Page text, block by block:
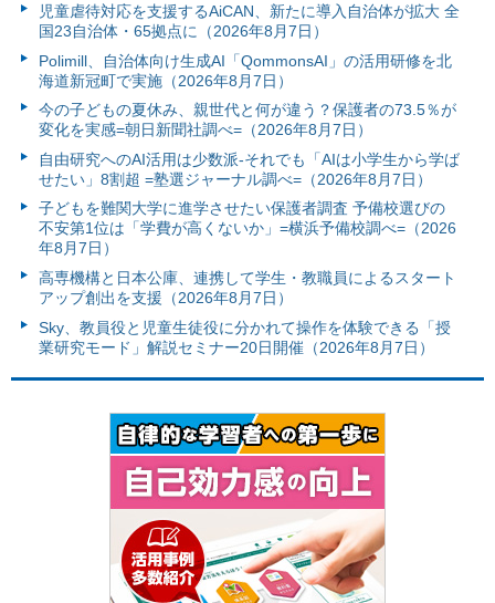
児童虐待対応を支援するAiCAN、新たに導入自治体が拡大 全
国23自治体・65拠点に（2026年8月7日）
Polimill、自治体向け生成AI「QommonsAI」の活用研修を北
海道新冠町で実施（2026年8月7日）
今の子どもの夏休み、親世代と何が違う？保護者の73.5％が
変化を実感=朝日新聞社調べ=（2026年8月7日）
自由研究へのAI活用は少数派-それでも「AIは小学生から学ば
せたい」8割超 =塾選ジャーナル調べ=（2026年8月7日）
子どもを難関大学に進学させたい保護者調査 予備校選びの
不安第1位は「学費が高くないか」=横浜予備校調べ=（2026
年8月7日）
高専機構と日本公庫、連携して学生・教職員によるスタート
アップ創出を支援（2026年8月7日）
Sky、教員役と児童生徒役に分かれて操作を体験できる「授
業研究モード」解説セミナー20日開催（2026年8月7日）